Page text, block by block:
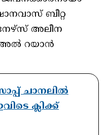
ബീറ്റ
നേഴ്സ് അലീന
അൽ റയാൻ
ചാനലിൽ
ക്ലിക്ക്